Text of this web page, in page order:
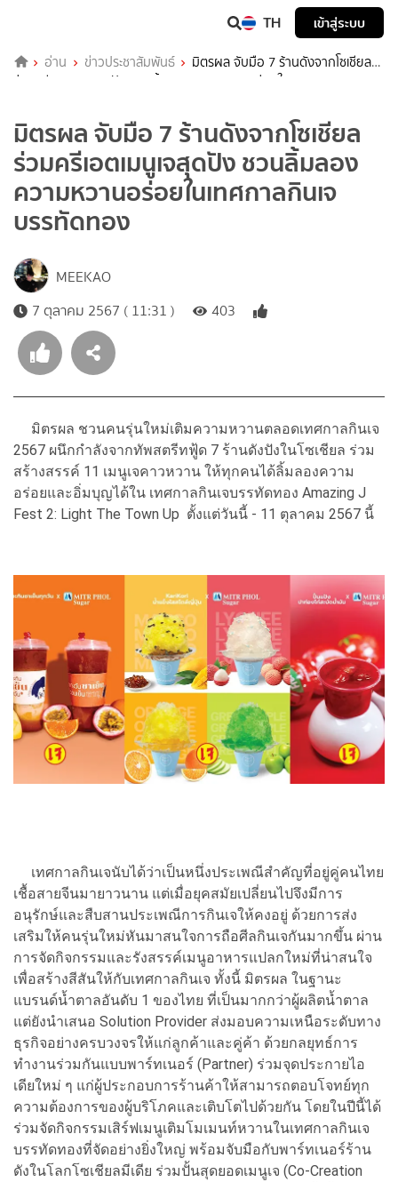
TH เข้าสู่ระบบ
อ่าน ข่าวประชาสัมพันธ์
มิตรผล จับมือ 7 ร้านดังจากโซเชียล
ร่วมครีเอตเมนูเจสุดปัง ชวนลิ้มลองความหวานอร่อยในเทศกาลกินเจ
มิตรผล จับมือ 7 ร้านดังจากโซเชียล
ร่วมครีเอตเมนูเจสุดปัง ชวนลิ้มลอง
ความหวานอร่อยในเทศกาลกินเจ
บรรทัดทอง
MEEKAO
7 ตุลาคม 2567 ( 11:31 )
403
มิตรผล ชวนคนรุ่นใหม่เติมความหวานตลอดเทศกาลกินเจ
2567 ผนึกกำลังจากทัพสตรีทฟู้ด 7 ร้านดังปังในโซเชียล ร่วม
สร้างสรรค์ 11 เมนูเจคาวหวาน ให้ทุกคนได้ลิ้มลองความ
อร่อยและอิ่มบุญได้ใน เทศกาลกินเจบรรทัดทอง Amazing J
Fest 2: Light The Town Up ตั้งแต่วันนี้ - 11 ตุลาคม 2567 นี้
เทศกาลกินเจนับได้ว่าเป็นหนึ่งประเพณีสำคัญที่อยู่คู่คนไทย
เชื้อสายจีนมายาวนาน แต่เมื่อยุคสมัยเปลี่ยนไปจึงมีการ
อนุรักษ์และสืบสานประเพณีการกินเจให้คงอยู่ ด้วยการส่ง
เสริมให้คนรุ่นใหม่หันมาสนใจการถือศีลกินเจกันมากขึ้น ผ่าน
การจัดกิจกรรมและรังสรรค์เมนูอาหารแปลกใหม่ที่น่าสนใจ
เพื่อสร้างสีสันให้กับเทศกาลกินเจ ทั้งนี้ มิตรผล ในฐานะ
แบรนด์น้ำตาลอันดับ 1 ของไทย ที่เป็นมากกว่าผู้ผลิตน้ำตาล
แต่ยังนำเสนอ Solution Provider ส่งมอบความเหนือระดับทาง
ธุรกิจอย่างครบวงจรให้แก่ลูกค้าและคู่ค้า ด้วยกลยุทธ์การ
ทำงานร่วมกันแบบพาร์ทเนอร์ (Partner) ร่วมจุดประกายไอ
เดียใหม่ ๆ แก่ผู้ประกอบการร้านค้าให้สามารถตอบโจทย์ทุก
ความต้องการของผู้บริโภคและเติบโตไปด้วยกัน โดยในปีนี้ได้
ร่วมจัดกิจกรรมเสิร์ฟเมนูเติมโมเมนท์หวานในเทศกาลกินเจ
บรรทัดทองที่จัดอย่างยิ่งใหญ่ พร้อมจับมือกับพาร์ทเนอร์ร้าน
ดังในโลกโซเชียลมีเดีย ร่วมปั้นสุดยอดเมนูเจ (Co-Creation